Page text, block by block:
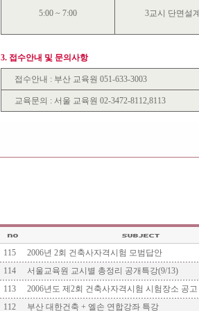
5:00 ~ 7:00 3교시 단면설계
3. 접수안내 및 문의사항
접수안내 : 부산 교육원 051-633-3003
교육문의 : 서울 교육원 02-3472-8112,8113
115 2006년 2회 건축사자격시험 모범답안
114
서울교육원 교시별 총정리 공개특강(9/13)
113
2006년도 제2회 건축사자격시험 시험장소 공고
112
부산 대한건축 + 엘손 연합강좌 특강